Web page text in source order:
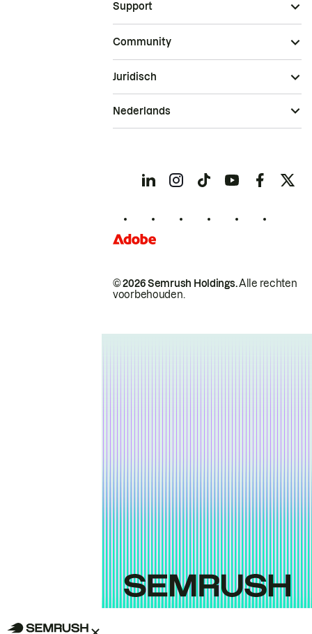
Support
Community
© 2026 Semrush Holdings.Alle rechten
voorbehouden.
Juridisch
Nederlands